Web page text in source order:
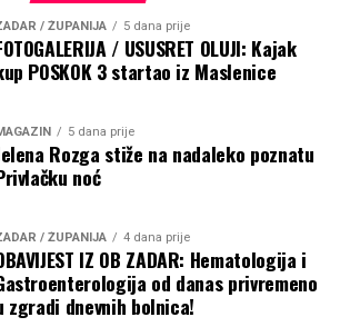
Evanđelje u kojem je na riječi
/ ŽUPANIJA 5 dana prije
/ USUSRET OLUJI: Kajak
POSKOK 3 startao iz Maslenice
5 dana prije
Rozga stiže na nadaleko poznatu
noć
/ ŽUPANIJA 4 dana prije
IZ OB ZADAR: Hematologija i
od danas privremeno
zgradi dnevnih bolnica!